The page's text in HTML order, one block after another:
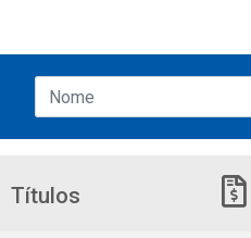
Títulos